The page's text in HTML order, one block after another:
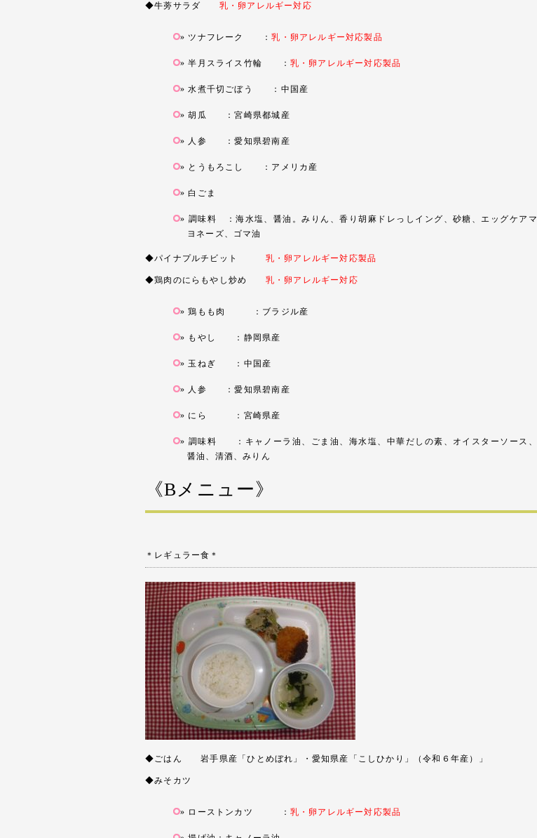
◆牛蒡サラダ 乳・卵アレルギー対応
ツナフレーク ：乳・卵アレルギー対応製品
半月スライス竹輪 ： 乳・卵アレルギー対応製品
水煮千切ごぼう ：中国産
胡瓜 ：宮崎県都城産
人参 ：愛知県碧南産
とうもろこし ：アメリカ産
白ごま
調味料 ：海水塩、醤油。みりん、香り胡麻ドレっしイング、砂糖、エッグケアマ
ヨネーズ、ゴマ油
◆パイナプルチビット 乳・卵アレルギー対応製品
◆鶏肉のにらもやし炒め 乳・卵アレルギー対応
鶏もも肉 ：ブラジル産
もやし ：静岡県産
玉ねぎ ：中国産
人参 ：愛知県碧南産
にら ：宮崎県産
調味料 ：キャノーラ油、ごま油、海水塩、中華だしの素、オイスターソース、
醤油、清酒、みりん
《Bメニュー》
＊レギュラー食＊
◆ごはん 岩手県産「ひとめぼれ」・愛知県産「こしひかり」（令和６年産）」
◆みそカツ
ローストンカツ ： 乳・卵アレルギー対応製品